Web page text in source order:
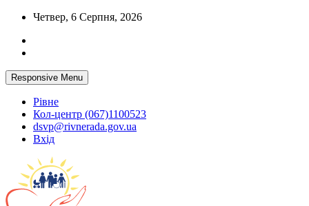
Skip
content
Четвер, 6 Серпня, 2026
Responsive Menu
Рівне
Кол-центр (067)1100523
dsvp@rivnerada.gov.ua
Вхід